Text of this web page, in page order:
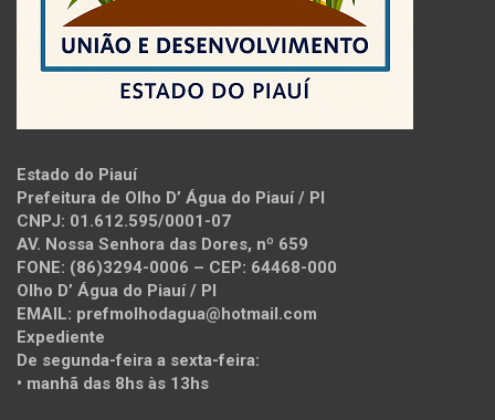
Estado do Piauí
Prefeitura de Olho D’ Água do Piauí / PI
CNPJ: 01.612.595/0001-07
AV. Nossa Senhora das Dores, nº 659
FONE: (86)3294-0006 – CEP: 64468-000
Olho D’ Água do Piauí / PI
EMAIL: prefmolhodagua@hotmail.com
Expediente
De segunda-feira a sexta-feira:
• manhã das 8hs às 13hs